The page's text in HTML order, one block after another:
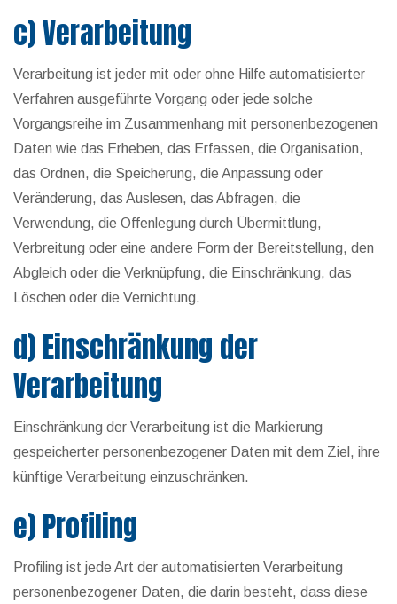
c) Verarbeitung
Verarbeitung ist jeder mit oder ohne Hilfe automatisierter
Verfahren ausgeführte Vorgang oder jede solche
Vorgangsreihe im Zusammenhang mit personenbezogenen
Daten wie das Erheben, das Erfassen, die Organisation,
das Ordnen, die Speicherung, die Anpassung oder
Veränderung, das Auslesen, das Abfragen, die
Verwendung, die Offenlegung durch Übermittlung,
Verbreitung oder eine andere Form der Bereitstellung, den
Abgleich oder die Verknüpfung, die Einschränkung, das
Löschen oder die Vernichtung.
d) Einschränkung der
Verarbeitung
Einschränkung der Verarbeitung ist die Markierung
gespeicherter personenbezogener Daten mit dem Ziel, ihre
künftige Verarbeitung einzuschränken.
e) Profiling
Profiling ist jede Art der automatisierten Verarbeitung
personenbezogener Daten, die darin besteht, dass diese